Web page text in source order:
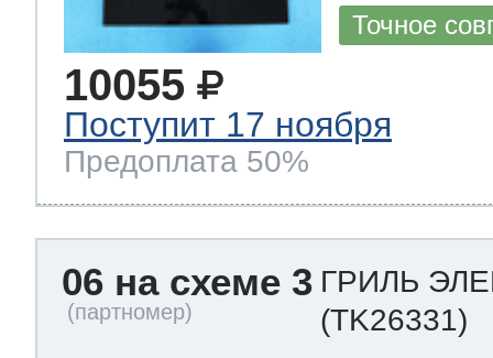
Точное
10055
Поступит 17 ноября
Предоплата 50%
06 на схеме 3 ГРИЛЬ
(TK26331)